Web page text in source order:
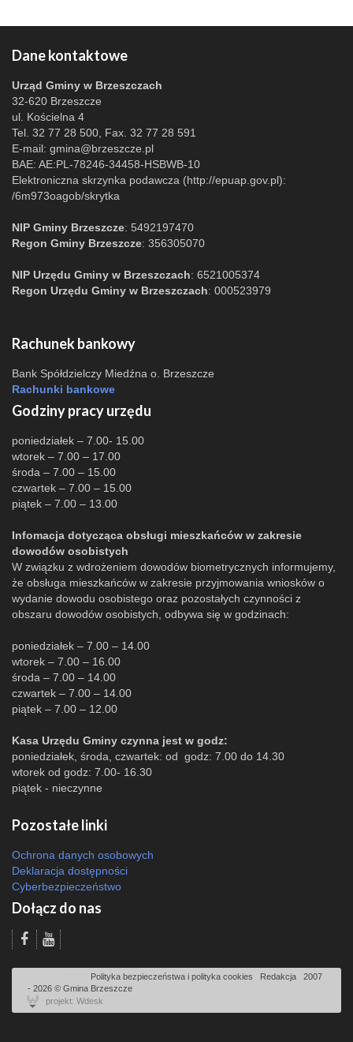
Dane kontaktowe
Urząd Gminy w Brzeszczach
32-620 Brzeszcze
ul. Kościelna 4
Tel. 32 77 28 500, Fax. 32 77 28 591
E-mail: gmina@brzeszcze.pl
BAE: AE:PL-78246-34458-HSBWB-10
Elektroniczna skrzynka podawcza (http://epuap.gov.pl):
/6m973oagob/skrytka
NIP Gminy Brzeszcze: 5492197470
Regon Gminy Brzeszcze: 356305070
NIP Urzędu Gminy w Brzeszczach: 6521005374
Regon Urzędu Gminy w Brzeszczach: 000523979
Rachunek bankowy
Bank Spółdzielczy Miedźna o. Brzeszcze
Rachunki bankowe
Godziny pracy urzędu
poniedziałek – 7.00- 15.00
wtorek – 7.00 – 17.00
środa – 7.00 – 15.00
czwartek – 7.00 – 15.00
piątek – 7.00 – 13.00
Infomacja dotycząca obsługi mieszkańców w zakresie
dowodów osobistych
W związku z wdrożeniem dowodów biometrycznych informujemy,
że obsługa mieszkańców w zakresie przyjmowania wniosków o
wydanie dowodu osobistego oraz pozostałych czynności z
obszaru dowodów osobistych, odbywa się w godzinach:
poniedziałek – 7.00 – 14.00
wtorek – 7.00 – 16.00
środa – 7.00 – 14.00
czwartek – 7.00 – 14.00
piątek – 7.00 – 12.00
Kasa Urzędu Gminy czynna jest w godz:
poniedziałek, środa, czwartek: od godz: 7.00 do 14.30
wtorek od godz: 7.00- 16.30
piątek - nieczynne
Pozostałe linki
Ochrona danych osobowych
Deklaracja dostępności
Cyberbezpieczeństwo
Dołącz do nas
Polityka bezpieczeństwa i polityka cookies Redakcja
2007
- 2026 © Gmina Brzeszcze
projekt: Wdesk